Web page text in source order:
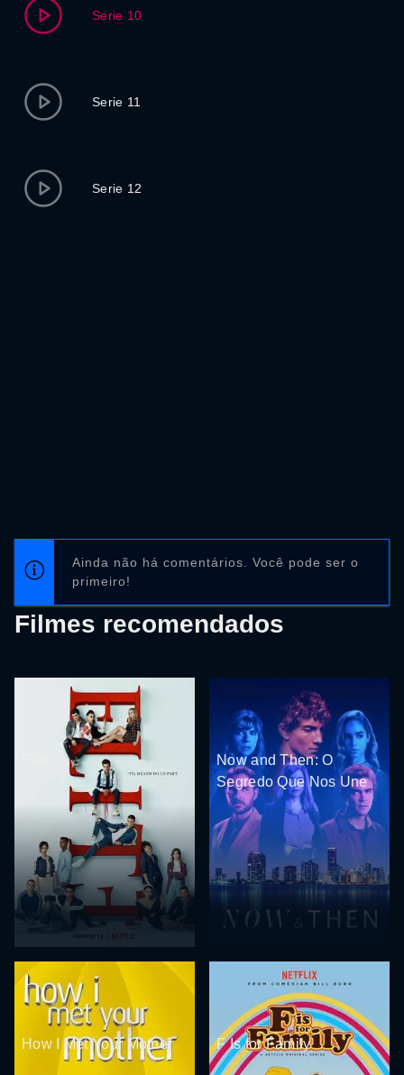
Serie 10
Serie 11
Serie 12
Ainda não há comentários. Você pode ser o
primeiro!
Filmes recomendados
Now and Then: O
Segredo Que Nos Une
How I Met Your Mother F Is for Family